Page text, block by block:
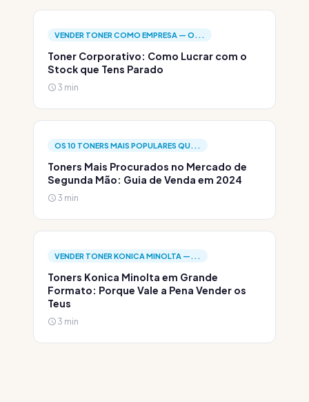
VENDER TONER COMO EMPRESA — O...
Toner Corporativo: Como Lucrar com o
Stock que Tens Parado
3 min
OS 10 TONERS MAIS POPULARES QU...
Toners Mais Procurados no Mercado de
Segunda Mão: Guia de Venda em 2024
3 min
VENDER TONER KONICA MINOLTA —...
Toners Konica Minolta em Grande
Formato: Porque Vale a Pena Vender os
Teus
3 min